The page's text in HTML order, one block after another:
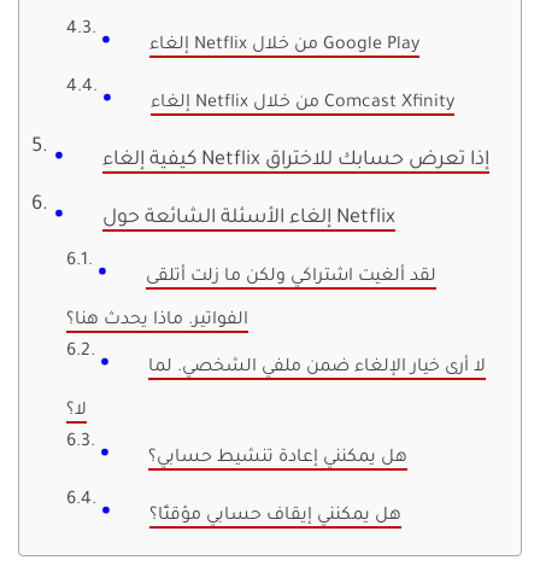
إلغاء Netflix من خلال Google Play
إلغاء Netflix من خلال Comcast Xfinity
كيفية إلغاء Netflix إذا تعرض حسابك للاختراق
إلغاء الأسئلة الشائعة حول Netflix
لقد ألغيت اشتراكي ولكن ما زلت أتلقى
الفواتير. ماذا يحدث هنا؟
لا أرى خيار الإلغاء ضمن ملفي الشخصي. لما
لا؟
هل يمكنني إعادة تنشيط حسابي؟
هل يمكنني إيقاف حسابي مؤقتًا؟